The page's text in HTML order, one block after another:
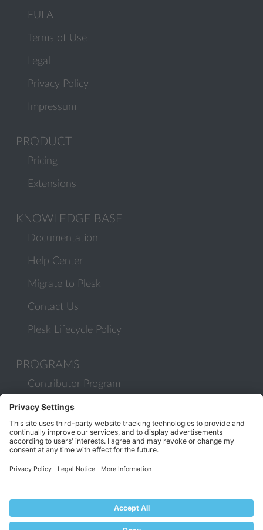
EULA
Terms of Use
Legal
Privacy Policy
Impressum
PRODUCT
Pricing
Extensions
KNOWLEDGE BASE
Documentation
Help Center
Migrate to Plesk
Contact Us
Plesk Lifecycle Policy
PROGRAMS
Contributor Program
Partner Program
COMMUNITY